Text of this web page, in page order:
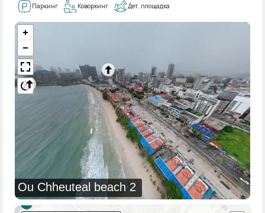
Паркинг Коворкинг Дет. площадка
Ou Chheuteal beach 2